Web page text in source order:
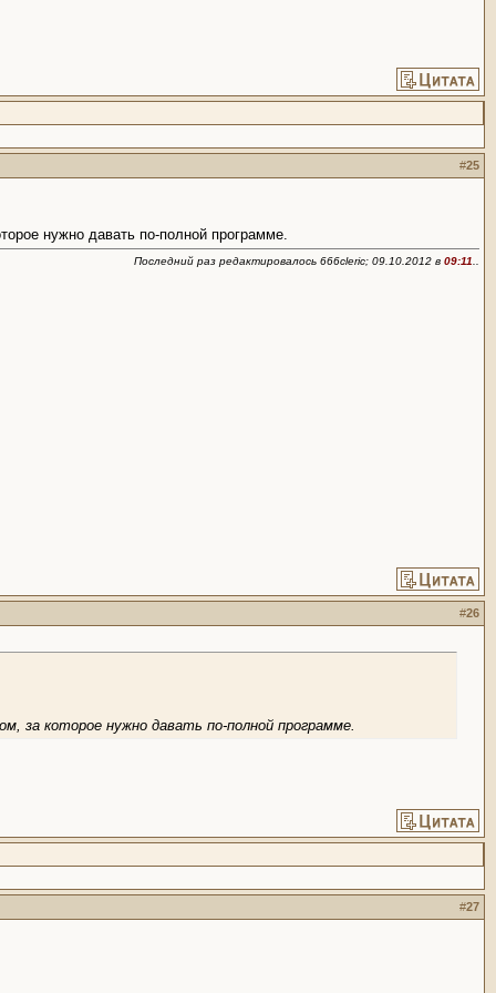
#25
нужно давать по-полной программе.
Последний раз редактировалось 666cleric; 09.10.2012 в 09:11
#26
за которое нужно давать по-полной программе.
#27